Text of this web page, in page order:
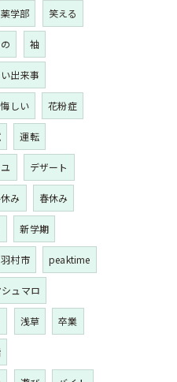
薬学部 笑える
袖
出来事
悔しい 花粉症
運転
デザート
み 春休み
新学期
羽村市 peaktime
シュマロ
浅草 卒業